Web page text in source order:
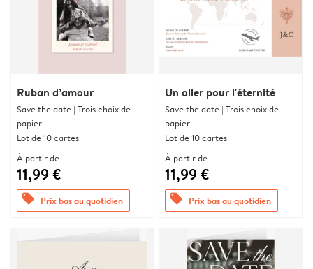
Ruban d’amour
Save the date | Trois choix de
papier
Lot de 10 cartes
À partir de
11,99 €
offers Prix bas au quotidien
Un aller pour l'éternité
Save the date | Trois choix de
papier
Lot de 10 cartes
À partir de
11,99 €
offers Prix bas au quotidien